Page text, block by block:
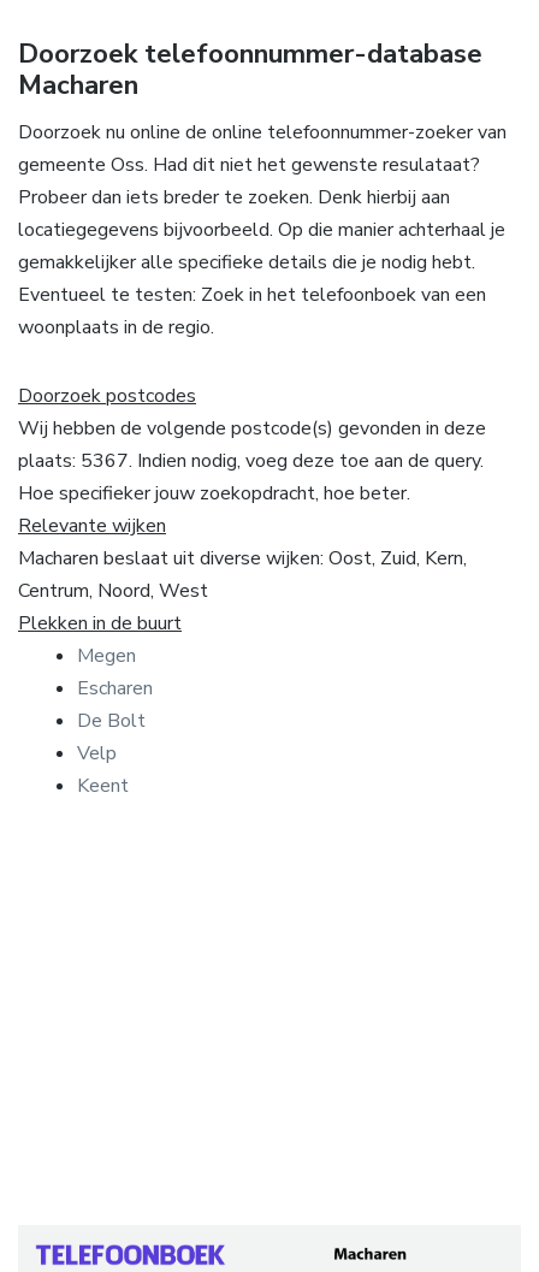
Doorzoek telefoonnummer-database
Macharen
Doorzoek nu online de online telefoonnummer-zoeker van
gemeente Oss. Had dit niet het gewenste resulataat?
Probeer dan iets breder te zoeken. Denk hierbij aan
locatiegegevens bijvoorbeeld. Op die manier achterhaal je
gemakkelijker alle specifieke details die je nodig hebt.
Eventueel te testen: Zoek in het telefoonboek van een
woonplaats in de regio.
Doorzoek postcodes
Wij hebben de volgende postcode(s) gevonden in deze
plaats: 5367. Indien nodig, voeg deze toe aan de query.
Hoe specifieker jouw zoekopdracht, hoe beter.
Relevante wijken
Macharen beslaat uit diverse wijken: Oost, Zuid, Kern,
Centrum, Noord, West
Plekken in de buurt
Megen
Escharen
De Bolt
Velp
Keent